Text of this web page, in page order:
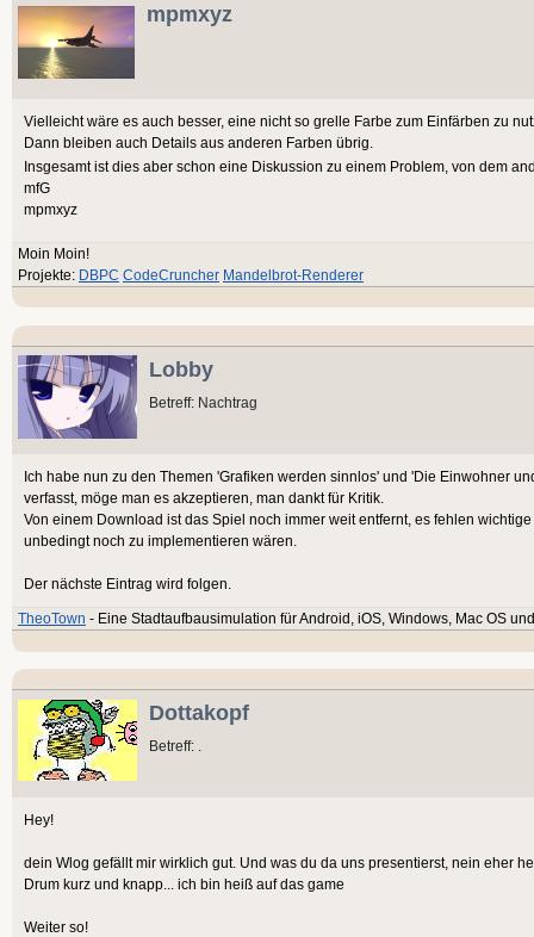
mpmxyz
Vielleicht wäre es auch besser, eine nicht so grelle Farbe zum Einfärben zu
Dann bleiben auch Details aus anderen Farben übrig.
Insgesamt ist dies aber schon eine Diskussion zu einem Problem, von dem
mfG
mpmxyz
Moin Moin!
Projekte: DBPC CodeCruncher Mandelbrot-Renderer
Lobby
Betreff: Nachtrag
Ich habe nun zu den Themen 'Grafiken werden sinnlos' und 'Die Einwohner
verfasst, möge man es akzeptieren, man dankt für Kritik.
Von einem Download ist das Spiel noch immer weit entfernt, es fehlen
unbedingt noch zu implementieren wären.
Der nächste Eintrag wird folgen.
TheoTown - Eine Stadtaufbausimulation für Android, iOS, Windows, Mac OS
Dottakopf
Betreff: .
Hey!
dein Wlog gefällt mir wirklich gut. Und was du da uns presentierst, nein eher
Drum kurz und knapp... ich bin heiß auf das game
Weiter so!